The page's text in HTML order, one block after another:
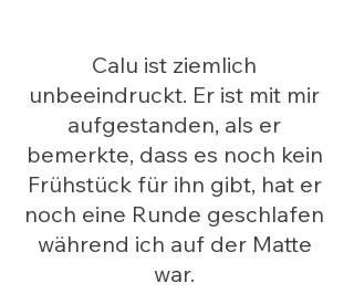
Calu ist ziemlich
unbeeindruckt. Er ist mit mir
aufgestanden, als er
bemerkte, dass es noch kein
Frühstück für ihn gibt, hat er
noch eine Runde geschlafen
während ich auf der Matte
war.